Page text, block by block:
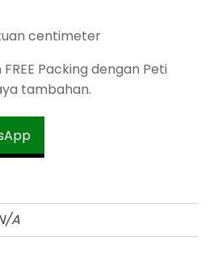
centimeter
Packing dengan Peti
tambahan.
A